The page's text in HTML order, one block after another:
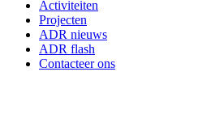
Activiteiten
Projecten
ADR nieuws
ADR flash
Contacteer ons